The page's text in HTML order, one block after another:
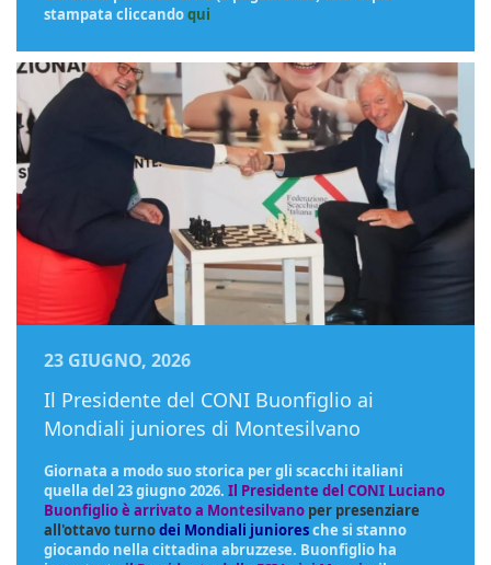
stampata cliccandoqui
23 GIUGNO, 2026
Il Presidente del CONI Buonfiglio ai
Mondiali juniores di Montesilvano
Giornata a modo suo storica per gli scacchi italiani
quella del 23 giugno 2026. Il Presidente del CONI Luciano
Buonfiglioè arrivato a Montesilvano per presenziare
all'ottavo turnodei Mondiali junioresche si stanno
giocando nella cittadina abruzzese. Buonfiglio ha